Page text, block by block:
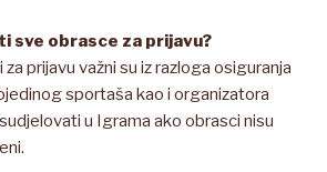
sve obrasce za prijavu?
prijavu važni su iz razloga osiguranja
sportaša kao i organizatora
u Igrama ako obrasci nisu